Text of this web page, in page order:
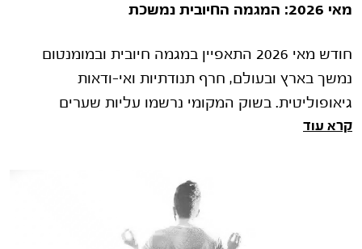
מאי 2026: המגמה החיובית נמשכת
חודש מאי 2026 התאפיין במגמה חיובית ובמומנטום
נמשך בארץ ובעולם, חרף תנודתיות ואי-ודאות
גיאופוליטית. בשוק המקומי נרשמו עליות שערים
במדדים המובילים, בין היתר לאור החלטת �
קרא עוד